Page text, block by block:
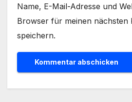
Name, E-Mail-Adresse und
Browser für meinen nächsten
speichern.